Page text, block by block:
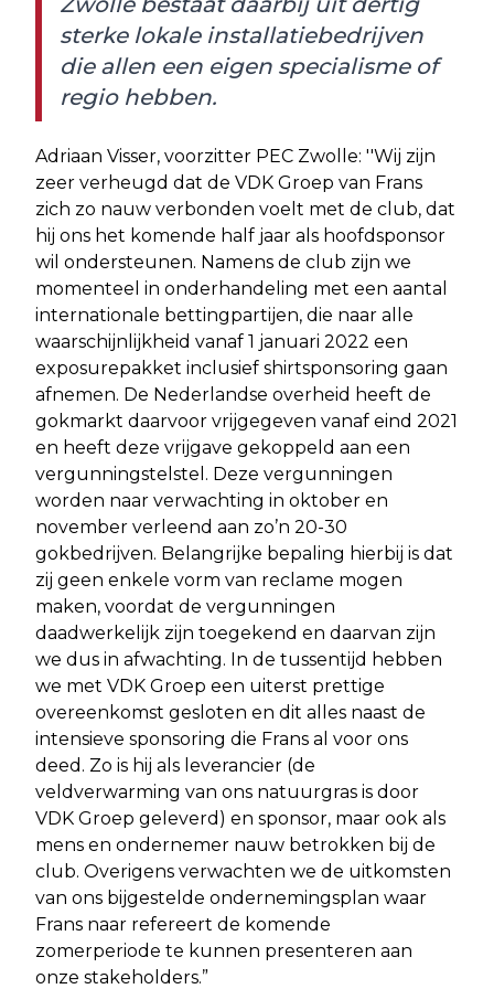
sterke lokale installatiebedrijven
die allen een eigen specialisme of
regio hebben.
Adriaan Visser, voorzitter PEC Zwolle: ''Wij zijn
zeer verheugd dat de VDK Groep van Frans
zich zo nauw verbonden voelt met de club, dat
hij ons het komende half jaar als hoofdsponsor
wil ondersteunen. Namens de club zijn we
momenteel in onderhandeling met een aantal
internationale bettingpartijen, die naar alle
waarschijnlijkheid vanaf 1 januari 2022 een
exposurepakket inclusief shirtsponsoring gaan
afnemen. De Nederlandse overheid heeft de
gokmarkt daarvoor vrijgegeven vanaf eind 2021
en heeft deze vrijgave gekoppeld aan een
vergunningstelstel. Deze vergunningen
worden naar verwachting in oktober en
november verleend aan zo’n 20-30
gokbedrijven. Belangrijke bepaling hierbij is dat
zij geen enkele vorm van reclame mogen
maken, voordat de vergunningen
daadwerkelijk zijn toegekend en daarvan zijn
we dus in afwachting. In de tussentijd hebben
we met VDK Groep een uiterst prettige
overeenkomst gesloten en dit alles naast de
intensieve sponsoring die Frans al voor ons
deed. Zo is hij als leverancier (de
veldverwarming van ons natuurgras is door
VDK Groep geleverd) en sponsor, maar ook als
mens en ondernemer nauw betrokken bij de
club. Overigens verwachten we de uitkomsten
van ons bijgestelde ondernemingsplan waar
Frans naar refereert de komende
zomerperiode te kunnen presenteren aan
onze stakeholders.”